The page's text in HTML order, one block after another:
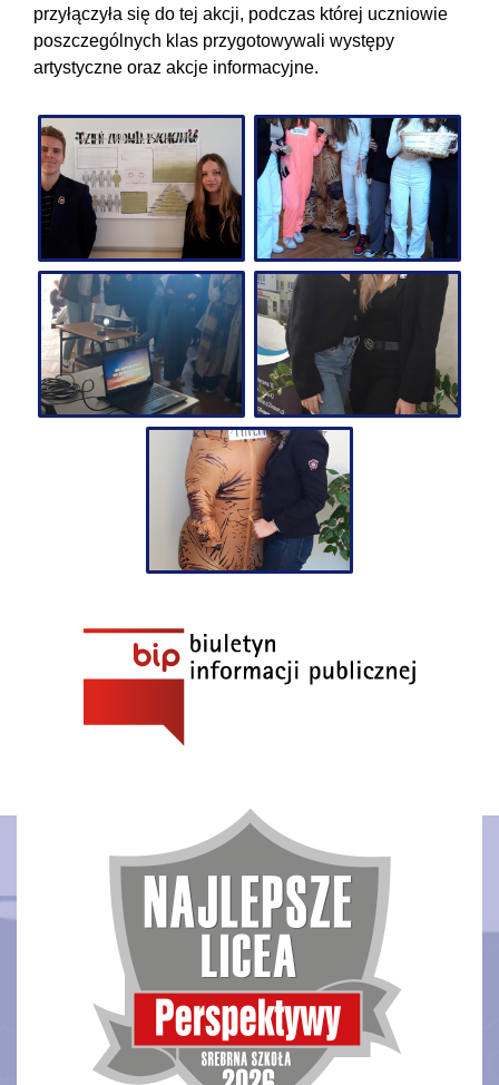
przyłączyła się do tej akcji, podczas której uczniowie
poszczególnych klas przygotowywali występy
artystyczne oraz akcje informacyjne.